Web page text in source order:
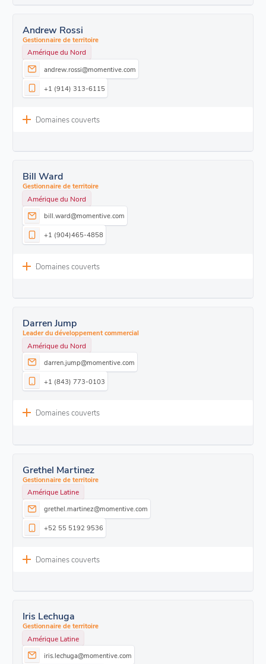
Andrew Rossi
Gestionnaire de territoire
Amérique du Nord
andrew.rossi@momentive.com
+1 (914) 313-6115
Domaines couverts
Bill Ward
Gestionnaire de territoire
Amérique du Nord
bill.ward@momentive.com
+1 (904)465-4858
Domaines couverts
Darren Jump
Leader du développement commercial
Amérique du Nord
darren.jump@momentive.com
+1 (843) 773-0103
Domaines couverts
Grethel Martinez
Gestionnaire de territoire
Amérique Latine
grethel.martinez@momentive.com
+52 55 5192 9536
Domaines couverts
Iris Lechuga
Gestionnaire de territoire
Amérique Latine
iris.lechuga@momentive.com